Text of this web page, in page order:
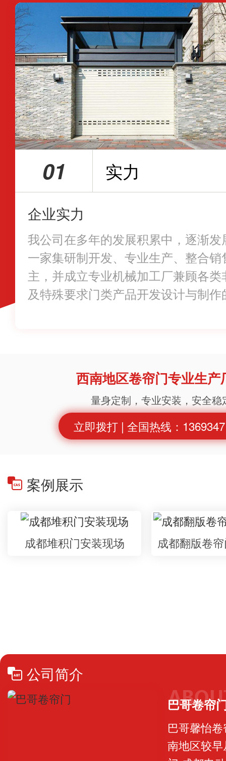
01 实力
企业实力
我公司在多年的发展积累中，逐渐发
一家集研制开发、专业生产、整合销
主，并成立专业机械加工厂兼顾各类
及特殊要求门类产品开发设计与制作
西南地区卷帘门专业生产
量身定制，专业安装，安全稳
立即拨打 | 全国热线：
案例展示
成都堆积门安装现场 成都翻版卷
公司简介
巴哥卷帘
巴哥馨怡
南地区较